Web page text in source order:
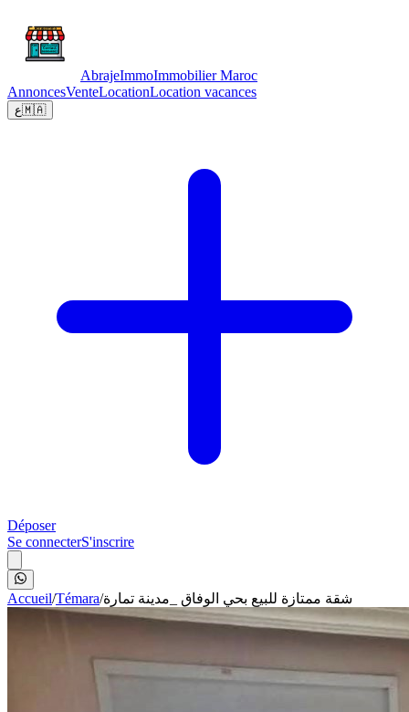
AbrajeImmoImmobilier Maroc
AnnoncesVenteLocationLocation vacances
ع🇲🇦
Déposer
Se connecterS'inscrire
Accueil/Témara/شقة ممتازة للبيع بحي الوفاق _مدينة تمارة